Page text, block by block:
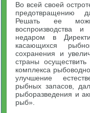
Во всей своей
предотвращению
Решать ее
воспроизводства
недаром в
касающихся
сохранения и
страны
комплекса
улучшение
рыбных запасов,
рыборазведения и
рыб».